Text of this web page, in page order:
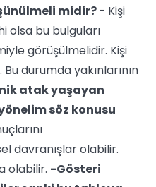
midir?- Kişi
olsa bu bulguları
görüşülmelidir. Kişi
durumda yakınlarının
atak yaşayan
söz konusu
davranışlar olabilir.
olabilir. -Gösteri